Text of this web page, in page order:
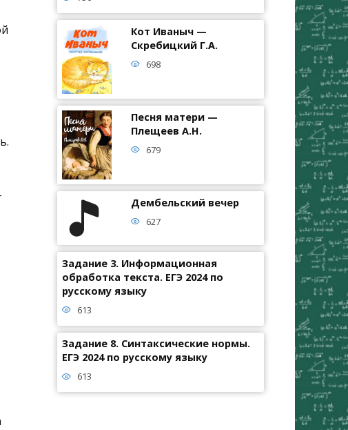
Кот Иваныч —
Скребицкий Г.А.
698
Песня матери —
Плещеев А.Н.
679
Дембельский вечер
627
Задание 3. Информационная
обработка текста. ЕГЭ 2024 по
русскому языку
613
Задание 8. Синтаксические нормы.
ЕГЭ 2024 по русскому языку
613